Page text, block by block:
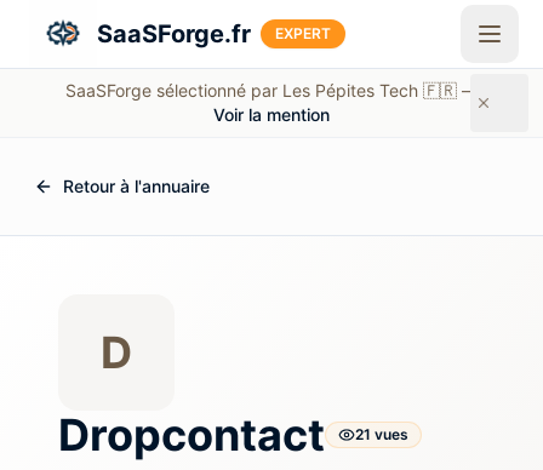
Aller au contenu principal
SaaSForge.fr EXPERT
SaaSForge sélectionné par Les Pépites Tech 🇫🇷 —
Voir la mention
Retour à l'annuaire
D
Dropcontact
21 vues